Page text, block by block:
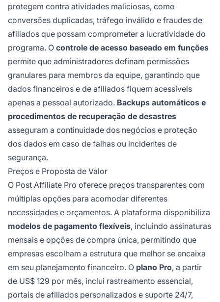
protegem contra atividades maliciosas, como
conversões duplicadas, tráfego inválido e fraudes de
afiliados que possam comprometer a lucratividade do
programa. O controle de acesso baseado em funções
permite que administradores definam permissões
granulares para membros da equipe, garantindo que
dados financeiros e de afiliados fiquem acessíveis
apenas a pessoal autorizado. Backups automáticos e
procedimentos de recuperação de desastres
asseguram a continuidade dos negócios e proteção
dos dados em caso de falhas ou incidentes de
segurança.
Preços e Proposta de Valor
O Post Affiliate Pro oferece preços transparentes com
múltiplas opções para acomodar diferentes
necessidades e orçamentos. A plataforma disponibiliza
modelos de pagamento flexíveis, incluindo assinaturas
mensais e opções de compra única, permitindo que
empresas escolham a estrutura que melhor se encaixa
em seu planejamento financeiro. O plano Pro, a partir
de US$ 129 por mês, inclui rastreamento essencial,
portais de afiliados personalizados e suporte 24/7,